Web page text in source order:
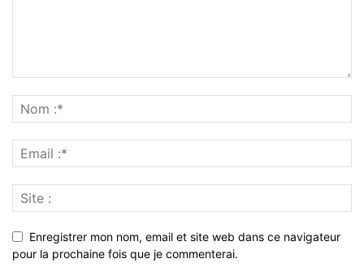
Enregistrer mon nom, email et site web dans ce navigateur
pour la prochaine fois que je commenterai.